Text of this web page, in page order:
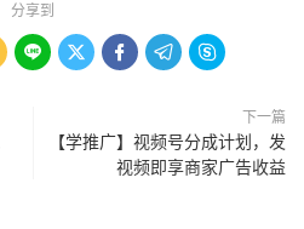
分享到
    
下一篇
【学推广】视频号分成计划，发
视频即享商家广告收益